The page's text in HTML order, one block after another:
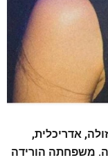
אדריכלית,
משפחתה הורידה